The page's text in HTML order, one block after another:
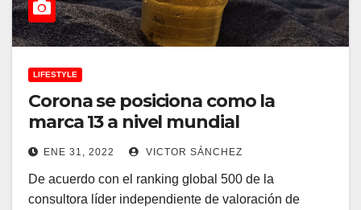
LIFESTYLE
Corona se posiciona como la
marca 13 a nivel mundial
ENE 31, 2022 VICTOR SÁNCHEZ
De acuerdo con el ranking global 500 de la
consultora líder independiente de valoración de